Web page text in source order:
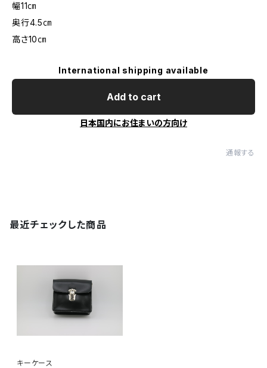
幅11㎝
奥行4.5㎝
高さ10㎝
International shipping available
Add to cart
日本国内にお住まいの方向け
通報する
最近チェックした商品
キーケース